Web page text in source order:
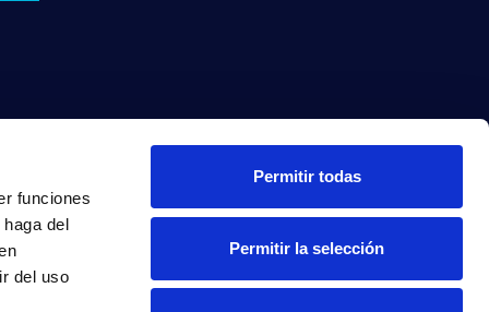
funciones
del
del uso
Permitir todas
Permitir la selección